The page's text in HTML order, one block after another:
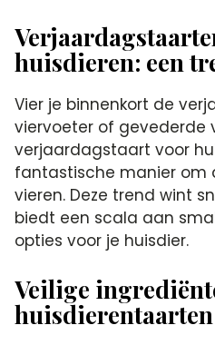
huisdieren: een
Vier je binnenkort de
viervoeter of gevederde
verjaardagstaart voor
fantastische manier om
vieren. Deze trend wint
biedt een scala aan
opties voor je huisdier.
Veilige
huisdierentaarten